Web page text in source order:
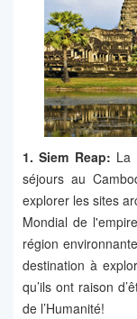
1. Siem Reap: La
séjours au
explorer les sites
Mondial de
région
destination à
qu’ils ont raison
de l’Humanité!